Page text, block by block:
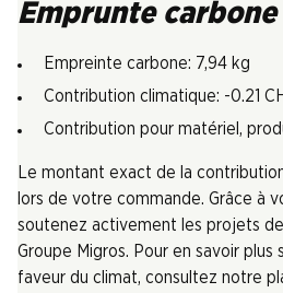
Emprunte
Empreinte carbone: 7,94 kg
Contribution climatique: -0.21
Contribution pour matériel,
Le montant exact de la
lors de votre commande. Grâce à
soutenez activement les projets
Groupe Migros. Pour en savoir
faveur du climat, consultez notre